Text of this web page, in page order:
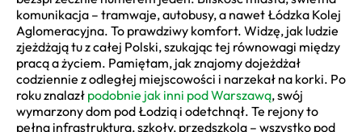
komunikacja – tramwaje, autobusy, a nawet Łódzka Kolej
Aglomeracyjna. To prawdziwy komfort. Widzę, jak ludzie
zjeżdżają tu z całej Polski, szukając tej równowagi między
pracą a życiem. Pamiętam, jak znajomy dojeżdżał
codziennie z odległej miejscowości i narzekał na korki. Po
roku znalazł podobnie jak inni pod Warszawą, swój
wymarzony dom pod Łodzią i odetchnął. Te rejony to
pełna infrastruktura, szkoły, przedszkola – wszystko pod